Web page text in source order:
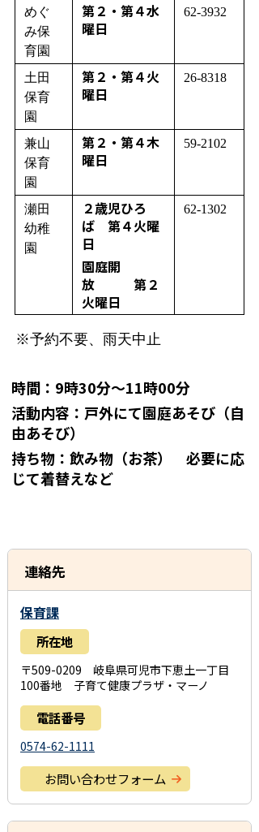
めぐ
み保
育園
第２・第４水
曜日
62-3932
土田
保育
園
第２・第４火
曜日
26-8318
兼山
保育
園
第２・第４木
曜日
59-2102
瀬田
幼稚
園
２歳児ひろ
ば 第４火曜
日
園庭開
放 第２
火曜日
62-1302
※予約不要、雨天中止
時間：9時30分～11時00分
活動内容：戸外にて園庭あそび（自
由あそび）
持ち物：飲み物（お茶） 必要に応
じて着替えなど
連絡先
保育課
所在地
〒509-0209 岐阜県可児市下恵土一丁目
100番地 子育て健康プラザ・マーノ
電話番号
0574-62-1111
お問い合わせフォーム